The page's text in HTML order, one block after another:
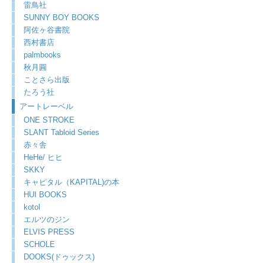
雷鳥社
SUNNY BOY BOOKS
阿佐ヶ谷書院
西村書店
palmbooks
秋月圓
ことさら出版
たろう社
アートレーベル
ONE STROKE
SLANT Tabloid Series
赤々舎
HeHe/ ヒヒ
SKKY
キャピタル（KAPITAL)の本
HUI BOOKS
kotol
エルツのジン
ELVIS PRESS
SCHOLE
DOOKS(ドゥックス)